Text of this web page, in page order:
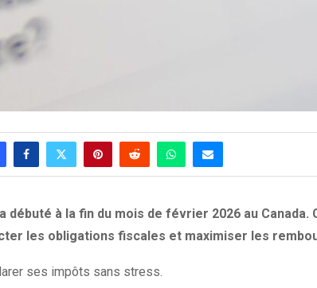
débuté à la fin du mois de février 2026 au
les obligations fiscales et maximiser les
ses impôts sans stress.